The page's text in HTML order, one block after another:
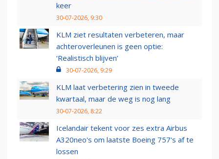
keer
30-07-2026, 9:30
KLM ziet resultaten verbeteren, maar
achteroverleunen is geen optie:
‘Realistisch blijven’
30-07-2026, 9:29
KLM laat verbetering zien in tweede
kwartaal, maar de weg is nog lang
30-07-2026, 8:22
Icelandair tekent voor zes extra Airbus
A320neo's om laatste Boeing 757's af te
lossen